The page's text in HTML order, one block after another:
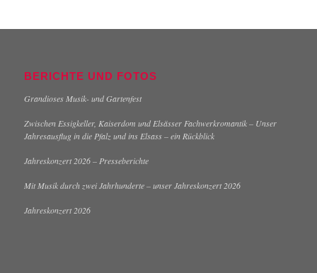
BERICHTE UND FOTOS
Grandioses Musik- und Gartenfest
Zwischen Essigkeller, Kaiserdom und Elsässer Fachwerkromantik – Unser
Jahresausflug in die Pfalz und ins Elsass – ein Rückblick
Jahreskonzert 2026 – Presseberichte
Mit Musik durch zwei Jahrhunderte – unser Jahreskonzert 2026
Jahreskonzert 2026